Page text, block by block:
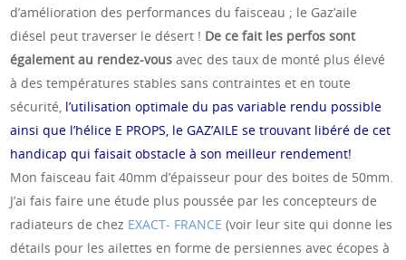
d’amélioration des performances du faisceau ; le Gaz’aile
diésel peut traverser le désert ! De ce fait les perfos sont
également au rendez-vous avec des taux de monté plus élevé
à des températures stables sans contraintes et en toute
sécurité, l’utilisation optimale du pas variable rendu possible
ainsi que l’hélice E PROPS, le GAZ’AILE se trouvant libéré de cet
handicap qui faisait obstacle à son meilleur rendement!
Mon faisceau fait 40mm d’épaisseur pour des boites de 50mm.
J’ai fais faire une étude plus poussée par les concepteurs de
radiateurs de chez EXACT- FRANCE (voir leur site qui donne les
détails pour les ailettes en forme de persiennes avec écopes à